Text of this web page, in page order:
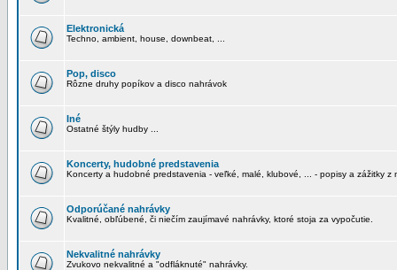
Elektronická
Techno, ambient, house, downbeat, ...
Pop, disco
Rôzne druhy popíkov a disco nahrávok
Iné
Ostatné štýly hudby ...
Koncerty, hudobné predstavenia
Koncerty a hudobné predstavenia - veľké, malé, klubové, ... - popisy a zážitky z
Odporúčané nahrávky
Kvalitné, obľúbené, či niečím zaujímavé nahrávky, ktoré stoja za vypočutie.
Nekvalitné nahrávky
Zvukovo nekvalitné a "odfláknuté" nahrávky.